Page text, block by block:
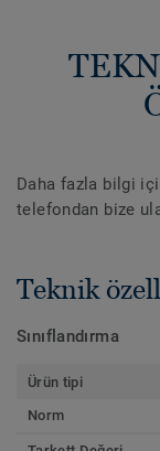
Daha fazla bilgi
telefondan bize
Teknik
Sınıflandırma
Ürün tipi
Norm